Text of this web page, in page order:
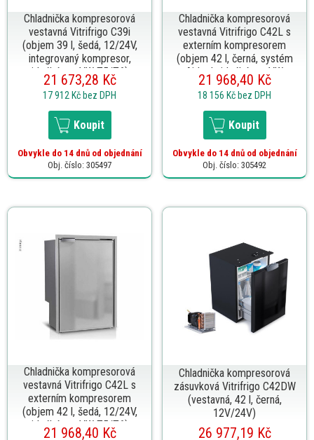
Chladnička kompresorová
vestavná Vitrifrigo C39i
(objem 39 l, šedá, 12/24V,
integrovaný kompresor,
ideální pro VW T5/T6)
21 673,28 Kč
17 912 Kč bez DPH
Koupit
Obvykle do 14 dnů od objednání
Obj. číslo: 305497
Chladnička kompresorová
vestavná Vitrifrigo C42L s
externím kompresorem
(objem 42 l, černá, systém
Airlock, ideální pro VW
T5/T6)
21 968,40 Kč
18 156 Kč bez DPH
Koupit
Obvykle do 14 dnů od objednání
Obj. číslo: 305492
Chladnička kompresorová
vestavná Vitrifrigo C42L s
externím kompresorem
(objem 42 l, šedá, 12/24V,
ideální pro VW T5/T6)
21 968,40 Kč
Chladnička kompresorová
zásuvková Vitrifrigo C42DW
(vestavná, 42 l, černá,
12V/24V)
26 977,19 Kč